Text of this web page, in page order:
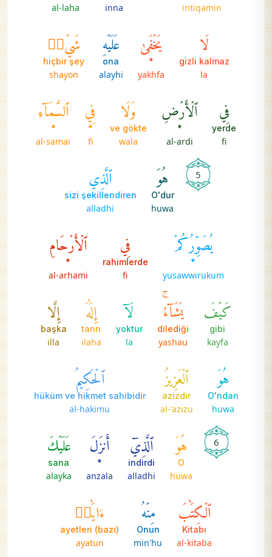
intiqamin
inna
al-laha
لَا
gizli kalmaz
la
يَخۡفَىٰ
*
yakhfa
عَلَيۡهِ
ona
alayhi
شَيۡءٞ
hiçbir şey
shayon
فِي
yerde
fi
ٱلۡأَرۡضِ
*
al-ardi
وَلَا
ve gökte
wala
فِي
*
fi
ٱلسَّمَآءِ
*
al-samai
5 هُوَ
O'dur
huwa
ٱلَّذِي
sizi şekillendiren
alladhi
يُصَوِّرُكُمۡ
*
yusawwirukum
فِي
rahimlerde
fi
ٱلۡأَرۡحَامِ
*
al-arhami
كَيۡفَ
gibi
kayfa
يَشَآءُۚ
dilediği
yashau
لَآ
yoktur
la
إِلَٰهَ
tanrı
ilaha
إِلَّا
başka
illa
هُوَ
O'ndan
huwa
ٱلۡعَزِيزُ
azizdir
al-'azizu
ٱلۡحَكِيمُ
hüküm ve hikmet sahibidir
al-hakimu
6 هُوَ
O
huwa
ٱلَّذِيٓ
indirdi
alladhi
أَنزَلَ
*
anzala
عَلَيۡكَ
sana
alayka
ٱلۡكِتَٰبَ
Kitabı
al-kitaba
مِنۡهُ
Onun
min'hu
ءَايَٰتٞ
(bazı) ayetleri
ayatun